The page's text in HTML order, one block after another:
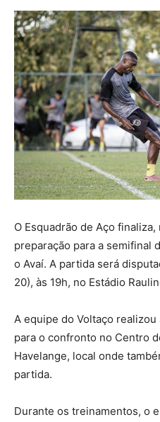
O Esquadrão de Aço
preparação para a semifinal
o Avaí. A partida será
20), às 19h, no Estádio
A equipe do Voltaço
para o confronto no Centro
Havelange, local onde
partida.
Durante os treinamentos, o